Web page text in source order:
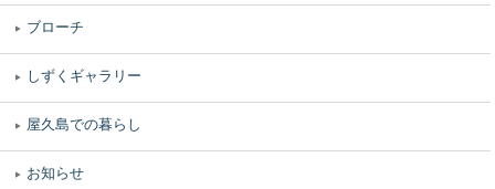
ブローチ
しずくギャラリー
屋久島での暮らし
お知らせ